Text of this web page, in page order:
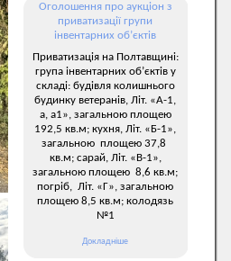
Оголошення про аукціон з
приватизації групи
інвентарних об’єктів
Приватизація на Полтавщині:
група інвентарних об’єктів у
складі: будівля колишнього
будинку ветеранів, Літ. «А-1,
а, а1», загальною площею
192,5 кв.м; кухня, Літ. «Б-1»,
загальною площею 37,8
кв.м; сарай, Літ. «В-1»,
загальною площею 8,6 кв.м;
погріб, Літ. «Г», загальною
площею 8,5 кв.м; колодязь
№1
Докладніше